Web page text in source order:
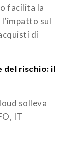
facilita la
sul
di
del rischio: il
solleva
IT